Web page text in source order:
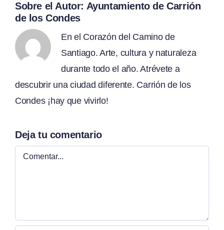
Sobre el Autor: Ayuntamiento de Carrión
de los Condes
En el Corazón del Camino de
Santiago. Arte, cultura y naturaleza
durante todo el año. Atrévete a
descubrir una ciudad diferente. Carrión de los
Condes ¡hay que vivirlo!
Deja tu comentario
Comentar